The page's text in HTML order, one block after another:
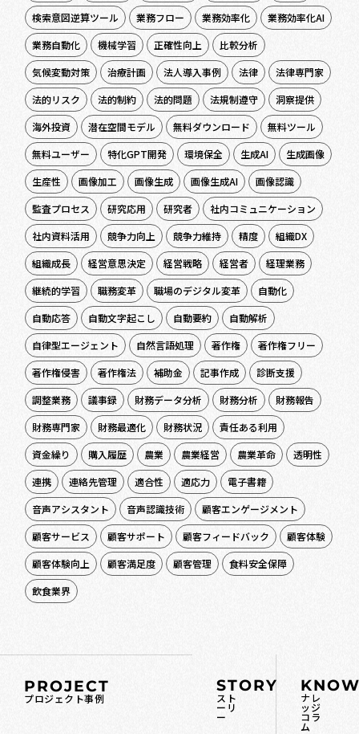
検索意図逆算ツール 業務フロー 業務効率化
業務効率化AI
業務自動化
機械学習 正確性向上
比較分析
気候変動対策
治療計画 法人導入事例 法律
法律専門家
法的リスク
法的制約 法的問題 法規制遵守
洞察提供
海外投資
潜在空間モデル 無料ダウンロード
無料ツール
無料ユーザー
特化GPT開発 環境保全 生成AI
生成画像
生産性
画像加工 画像生成 画像生成AI
画像認識
監査プロセス
研究応用 研究者
社内コミュニケーション
社内資料活用
競争力向上 競争力維持 精度
組織DX
組織成長
経営意思決定 経営戦略 経営者
経理業務
継続的学習
職務変革 職場のデジタル変革
自動化
自動応答
自動文字起こし 自動要約
自動解析
自律型エージェント
自然言語処理 著作権
著作権フリー
著作権侵害
著作権法 補助金 記事作成
診断支援
調整業務
議事録 財務データ分析 財務分析
財務報告
財務専門家
財務最適化 財務状況
責任ある利用
資金繰り
購入履歴 農業 農業経営 農業革命
透明性
連携
連絡先管理 適合性 適応力
電子書籍
音声アシスタント
音声認識技術
顧客エンゲージメント
顧客サービス
顧客サポート 顧客フィードバック
顧客体験
顧客体験向上
顧客満足度 顧客管理
食料安全保障
飲食業界
PROJECT
プロジェクト事例
STORY
スト
ーリ
ー
ナレ
ッジ
コラ
ム